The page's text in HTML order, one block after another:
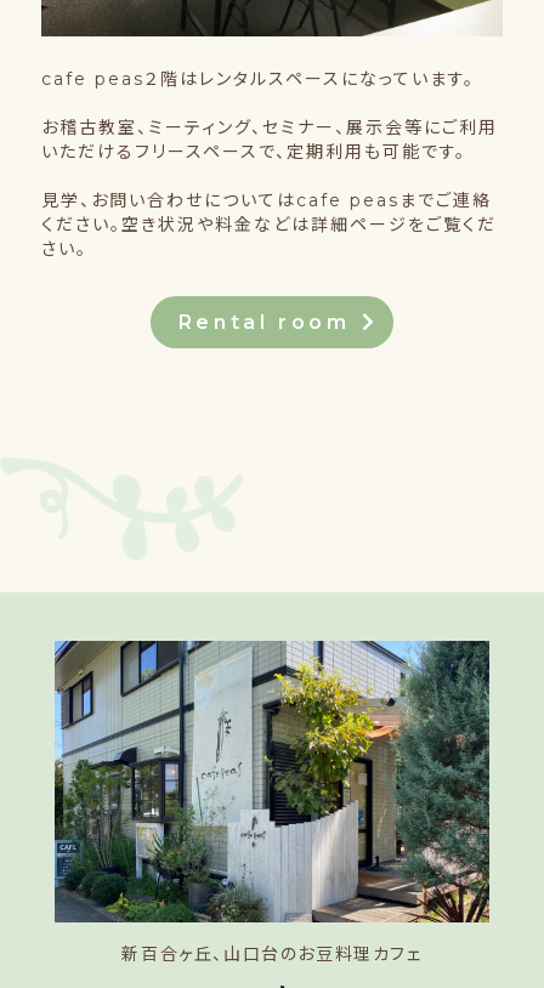
cafe peas２階はレンタルスペースになっています。
お稽古教室、ミーティング、セミナー、展示会等にご利用
いただけるフリースペースで、定期利用も可能です。
見学、お問い合わせについてはcafe peasまでご連絡
ください。空き状況や料金などは詳細ページをご覧くだ
さい。
Rental room
新百合ヶ丘、山口台のお豆料理カフェ